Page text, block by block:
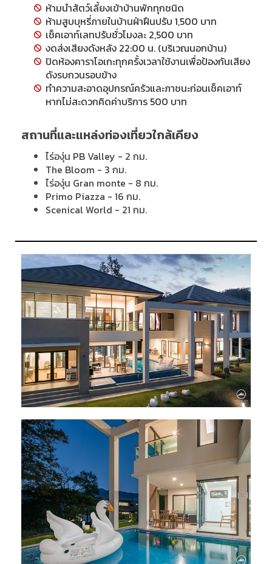
ห้ามนำสัตว์เลี้ยงเข้าบ้านพักทุกชนิด
ห้ามสูบบุหรี่ภายในบ้านฝ่าฝืนปรับ 1,500 บาท
เช็คเอาท์เลทปรับชั่วโมงละ 2,500 บาท
งดส่งเสียงดังหลัง 22:00 น. (บริเวณนอกบ้าน)
ปิดห้องคาราโอเกะทุกครั้งเวลาใช้งานเพื่อป้องกันเสียง
ดังรบกวนรอบข้าง
ทำความสะอาดอุปกรณ์ครัวและภาชนะก่อนเช็คเอาท์
หากไม่สะดวกคิดค่าบริการ 500 บาท
สถานที่และแหล่งท่องเที่ยวใกล้เคียง
ไร่องุ่น PB Valley - 2 กม.
The Bloom - 3 กม.
ไร่องุ่น Gran monte - 8 กม.
Primo Piazza - 16 กม.
Scenical World - 21 กม.